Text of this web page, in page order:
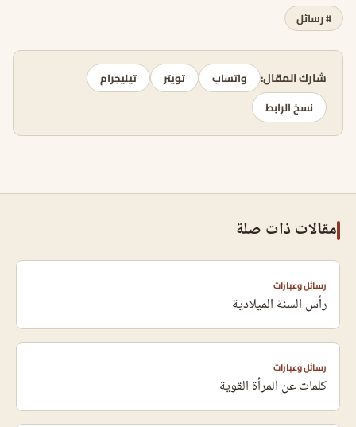
# رسائل
شارك المقال: واتساب تويتر
تيليجرام
نسخ الرابط
مقالات ذات صلة
رسائل وعبارات
رأس السنة الميلادية
رسائل وعبارات
كلمات عن المرأة القوية